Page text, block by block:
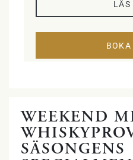
alternativt
skrivbord. Ett sovloft
LÄS
BOKA
WEEKEND
SÄSONGENS